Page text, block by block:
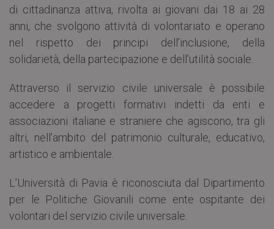
di cittadinanza attiva, rivolta ai giovani dai 18 ai 28
anni, che svolgono attività di volontariato e operano
nel rispetto dei principi dell’inclusione, della
solidarietà, della partecipazione e dell’utilità sociale.
Attraverso il servizio civile universale è possibile
accedere a progetti formativi indetti da enti e
associazioni italiane e straniere che agiscono, tra gli
altri, nell’ambito del patrimonio culturale, educativo,
artistico e ambientale.
L’Università di Pavia è riconosciuta dal Dipartimento
per le Politiche Giovanili come ente ospitante dei
volontari del servizio civile universale.